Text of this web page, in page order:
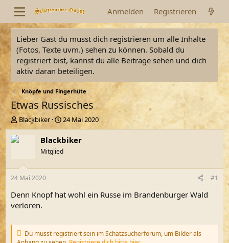
Anmelden Registrieren
Lieber Gast du musst dich registrieren um alle Inhalte
(Fotos, Texte uvm.) sehen zu können. Sobald du
registriert bist, kannst du alle Beiträge sehen und dich
aktiv daran beteiligen.
Knöpfe und Fingerhüte
Etwas Russisches
E
r
s
l
e
r
Blackbiker
E
r
s
t
e
t
a
24 Mai 2020
Blackbiker
Mitglied
24 Mai 2020 #1
Denn Knopf hat wohl ein Russe im Brandenburger Wald
verloren.
Du musst registriert sein im Schatzsucherforum, um Bilder als